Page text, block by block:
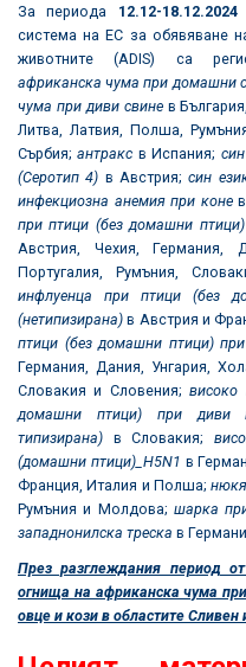
За периода 12.12-18.12.2024
система на ЕС за обявяване
животните (ADIS) са
африканска чума при домашни
чума при диви свинев
Литва, Латвия, Полша,
Сърбия;антракс в Испания;
(Серотип 4) в Австрия;син
инфекциозна анемия при конев
при птици (без домашни
Австрия, Чехия, Германия,
Португалия, Румъния,
инфлуенца при птици (без
(нетипизирана)в Австрия и
птици (без домашни птици)
Германия, Дания, Унгария,
Словакия и Словения;високо
домашни птици) при диви
типизирана) в Словакия;
(домашни птици)_ H5N1 в
Франция, Италия и Полша;
Румъния и Молдова; шарка
западнонилска треска в
През разглеждания период
огнища на африканска чума
овце и кози в областите Сливен